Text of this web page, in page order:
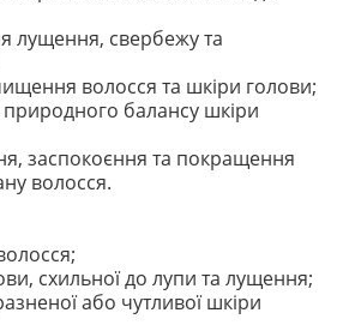
лущення, свербежу та
волосся та шкіри голови;
балансу шкіри
заспокоєння та покращення
волосся.
схильної до лупи та лущення;
або чутливої шкіри